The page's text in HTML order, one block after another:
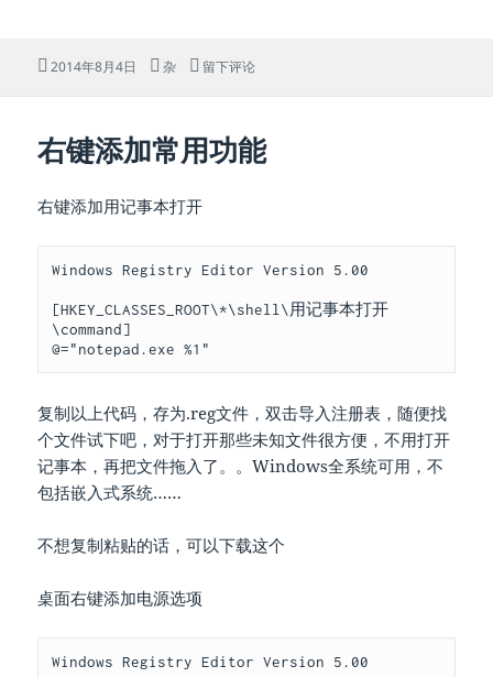
发
2014年8月4日
分
杂 于憧憬博客的域名
留下评论
右键添加常用功能
右键添加用记事本打开
Windows Registry Editor Version 5.00
[HKEY_CLASSES_ROOT\*\shell\用记事本打开
\command]
@="notepad.exe %1"
复制以上代码，存为.reg文件，双击导入注册表，随便找
个文件试下吧，对于打开那些未知文件很方便，不用打开
记事本，再把文件拖入了。。Windows全系统可用，不
包括嵌入式系统……
不想复制粘贴的话，可以下载这个
桌面右键添加电源选项
Windows Registry Editor Version 5.00